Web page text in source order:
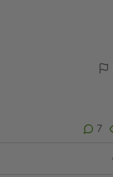
7